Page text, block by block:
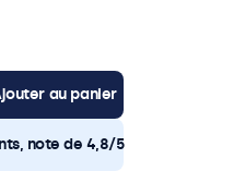
au panier
note de 4,8/5